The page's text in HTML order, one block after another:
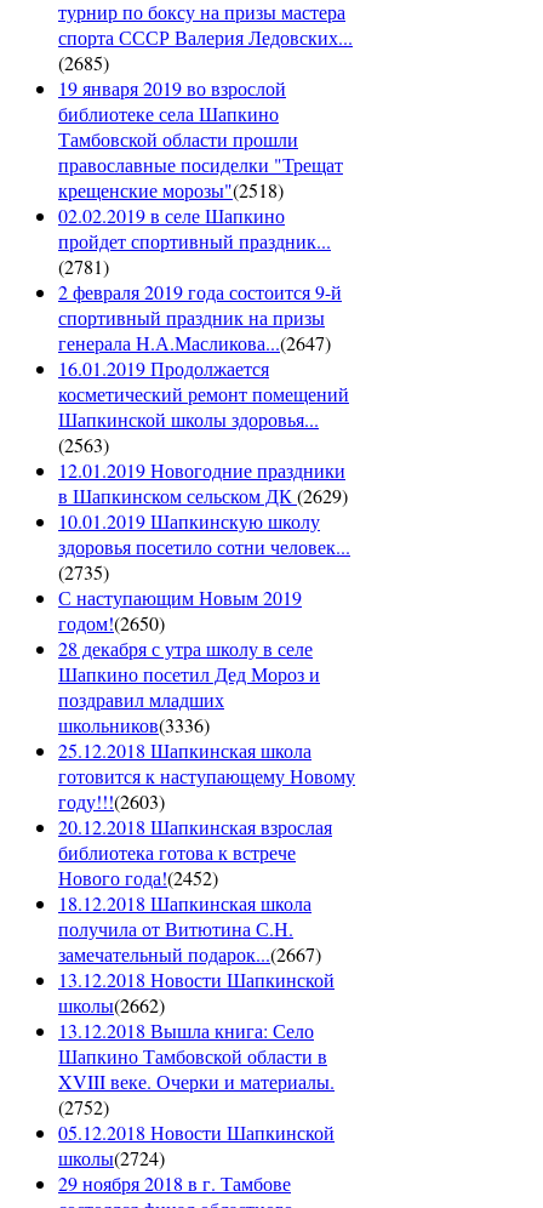
турнир по боксу на призы мастера
спорта СССР Валерия Ледовских...
(2685)
19 января 2019 во взрослой
библиотеке села Шапкино
Тамбовской области прошли
православные посиделки "Трещат
крещенские морозы"(2518)
02.02.2019 в селе Шапкино
пройдет спортивный праздник...
(2781)
2 февраля 2019 года состоится 9-й
спортивный праздник на призы
генерала Н.А.Масликова...(2647)
16.01.2019 Продолжается
косметический ремонт помещений
Шапкинской школы здоровья...
(2563)
12.01.2019 Новогодние праздники
в Шапкинском сельском ДК(2629)
10.01.2019 Шапкинскую школу
здоровья посетило сотни человек...
(2735)
С наступающим Новым 2019
годом!(2650)
28 декабря с утра школу в селе
Шапкино посетил Дед Мороз и
поздравил младших
школьников(3336)
25.12.2018 Шапкинская школа
готовится к наступающему Новому
году!!!(2603)
20.12.2018 Шапкинская взрослая
библиотека готова к встрече
Нового года!(2452)
18.12.2018 Шапкинская школа
получила от Витютина С.Н.
замечательный подарок...(2667)
13.12.2018 Новости Шапкинской
школы(2662)
13.12.2018 Вышла книга: Село
Шапкино Тамбовской области в
XVIII веке. Очерки и материалы.
(2752)
05.12.2018 Новости Шапкинской
школы(2724)
29 ноября 2018 в г. Тамбове